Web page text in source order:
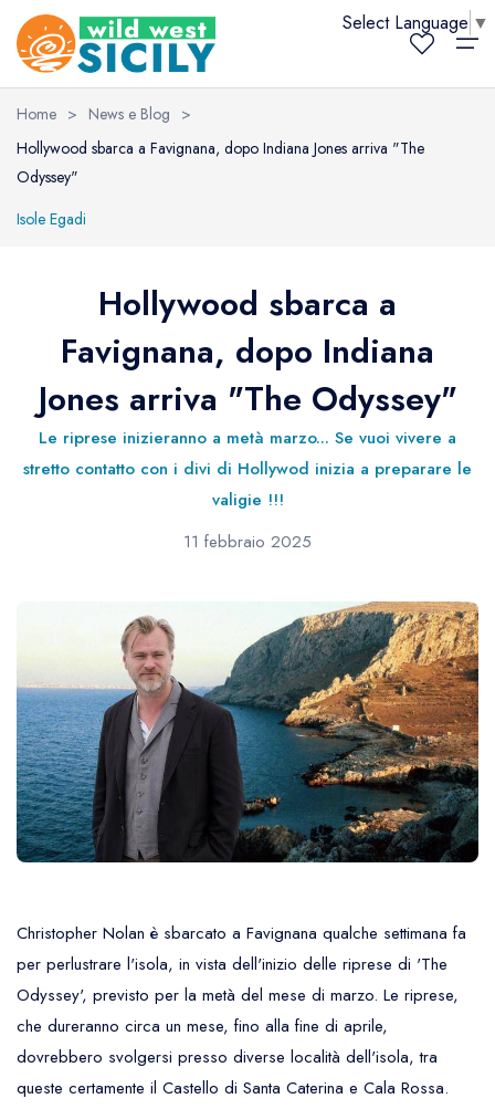
Select Language ▼
Home
Dove Dormire
Dove Dormire
Località
Favignana e Marettimo
San Vito lo Capo
Trapani ed Erice
Tipologie
Tipologie
Case, appartamenti e villette
Altre tipologie
Cosa Visitare
Le Isole Egadi
10 cose da fare
Cosa vedere
Trapani ed Erice
Trapani ed Erice
10 cose da fare
Cosa vedere
San Vito lo Capo
San Vito lo Capo
10 cose da fare
Cosa vedere
News & Blog
Info e Contatti
Info e Contatti
Prenota online
Offerte speciali
Info e Contatti
FAQ
Esperienze
Home > News e Blog >
Hollywood sbarca a Favignana, dopo Indiana Jones arriva "The
Odyssey"
Isole Egadi
Hollywood sbarca a
Favignana, dopo Indiana
Jones arriva "The Odyssey"
Le riprese inizieranno a metà marzo... Se vuoi vivere a
stretto contatto con i divi di Hollywod inizia a preparare le
valigie !!!
11 febbraio 2025
Christopher Nolan è sbarcato a Favignana qualche settimana fa
per perlustrare l'isola, in vista dell'inizio delle riprese di 'The
Odyssey', previsto per la metà del mese di marzo. Le riprese,
che dureranno circa un mese, fino alla fine di aprile,
dovrebbero svolgersi presso diverse località dell'isola, tra
queste certamente il Castello di Santa Caterina e Cala Rossa.